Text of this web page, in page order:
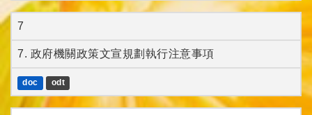
7
7. 政府機關政策文宣規劃執行注意事項
doc odt